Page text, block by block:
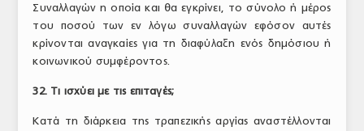
Συναλλαγών η οποία και θα εγκρίνει, το σύνολο ή μέρος
του ποσού των εν λόγω συναλλαγών εφόσον αυτές
κρίνονται αναγκαίες για τη διαφύλαξη ενός δημόσιου ή
κοινωνικού συμφέροντος.
32. Τι ισχύει με τις επιταγές;
Κατά τη διάρκεια της τραπεζικής αργίας αναστέλλονται